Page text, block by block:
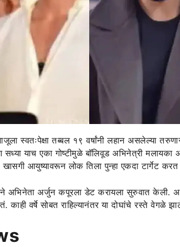
स्वतःपेक्षा तब्बल १९ वर्षांनी लहान असलेल्या
याच एका गोष्टीमुळे बॉलिवूड अभिनेत्री मलायका
आयुष्यावरून लोक तिला पुन्हा एकदा टार्गेट
अर्जुन कपूरला डेट करायला सुरुवात केली. अर्जुन
काही वर्षे सोबत राहिल्यानंतर या दोघांचे रस्ते वेगळे